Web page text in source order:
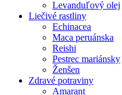
Levanduľový olej
Liečivé rastliny
Echinacea
Maca peruánska
Reishi
Pestrec mariánsky
Ženšen
Zdravé potraviny
Amarant